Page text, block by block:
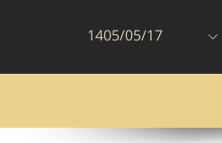
1405/05/17